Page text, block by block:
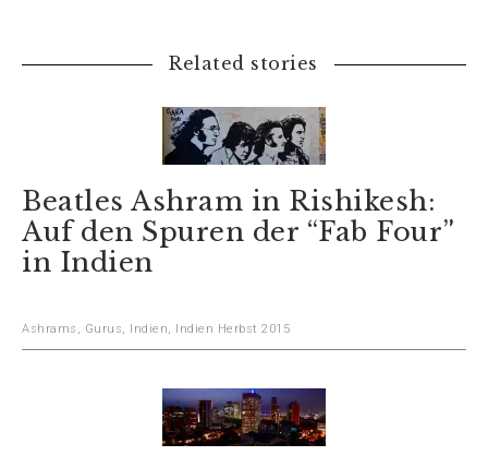
Related stories
Beatles Ashram in Rishikesh:
Auf den Spuren der “Fab Four”
in Indien
Ashrams , Gurus, Indien, Indien Herbst 2015